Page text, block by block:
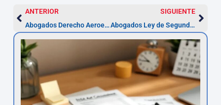
ANTERIOR
Abogados Derecho Aeroespacial en L’Hospitalet
SIGUIENTE
Abogados Ley de Segunda Oportunidad en Segovia